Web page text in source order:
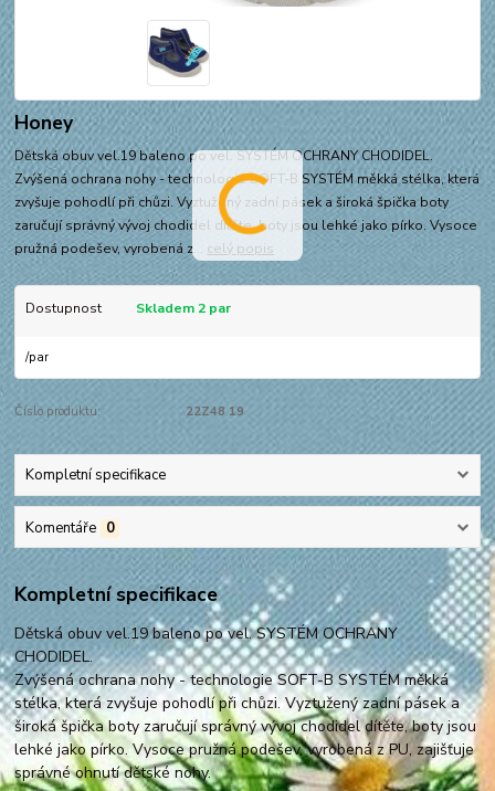
Honey
Dětská obuv vel.19 baleno po vel. SYSTÉM OCHRANY CHODIDEL.
Zvýšená ochrana nohy - technologie SOFT-B SYSTÉM měkká stélka, která
zvyšuje pohodlí při chůzi. Vyztužený zadní pásek a široká špička boty
zaručují správný vývoj chodidel dítěte, boty jsou lehké jako pírko. Vysoce
pružná podešev, vyrobená z... celý popis
Dostupnost Skladem 2 par
/par
Číslo produktu: 22Z48 19
Kompletní specifikace
Komentáře 0
Kompletní specifikace
Dětská obuv vel.19 baleno po vel. SYSTÉM OCHRANY
CHODIDEL.
Zvýšená ochrana nohy - technologie SOFT-B SYSTÉM měkká
stélka, která zvyšuje pohodlí při chůzi. Vyztužený zadní pásek a
široká špička boty zaručují správný vývoj chodidel dítěte, boty jsou
lehké jako pírko. Vysoce pružná podešev, vyrobená z PU, zajišťuje
správné ohnutí dětské nohy.